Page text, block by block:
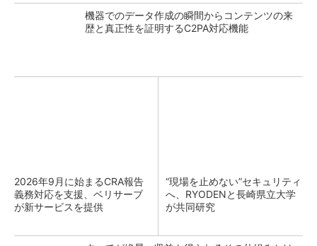
機器でのデータ作成の瞬間からコンテンツの来
歴と真正性を証明するC2PA対応機能
2026年9月に始まるCRA報告
義務対応を支援、ベリサーブ
が新サービスを提供
“現場を止めない”セキュリティ
へ、RYODENと長崎県立大学
が共同研究